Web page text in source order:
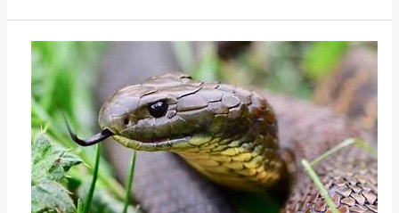
طرق
ابعاد
الثعبان
وابقائه
بعيدا